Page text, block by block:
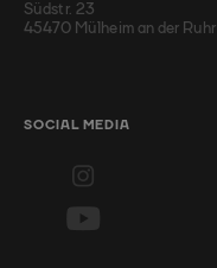
Südstr. 23
45470 Mülheim an der Ruhr
SOCIAL MEDIA